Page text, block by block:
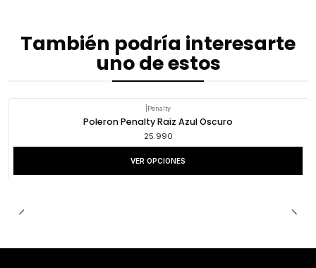
También podría interesarte
uno de estos
Penalty
Poleron Penalty Raiz Azul Oscuro
25.990
VER OPCIONES